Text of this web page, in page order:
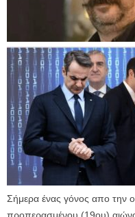
Σήμερα ένας γόνος απο την